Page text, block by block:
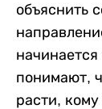
объяснить
понимают,
расти,